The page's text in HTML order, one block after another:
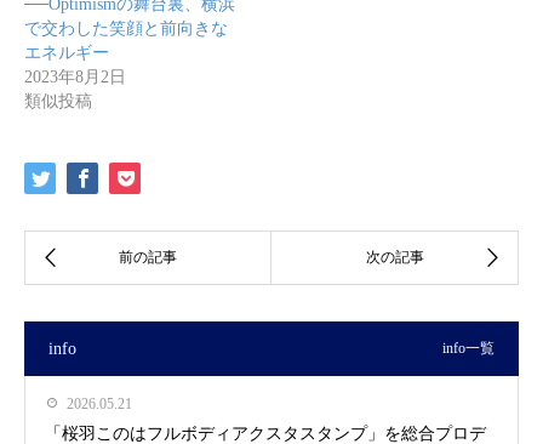
──Optimismの舞台裏、横浜
で交わした笑顔と前向きな
エネルギー
2023年8月2日
類似投稿
info info一覧
2026.05.21
「桜羽このはフルボディアクスタスタンプ」を総合プロデ